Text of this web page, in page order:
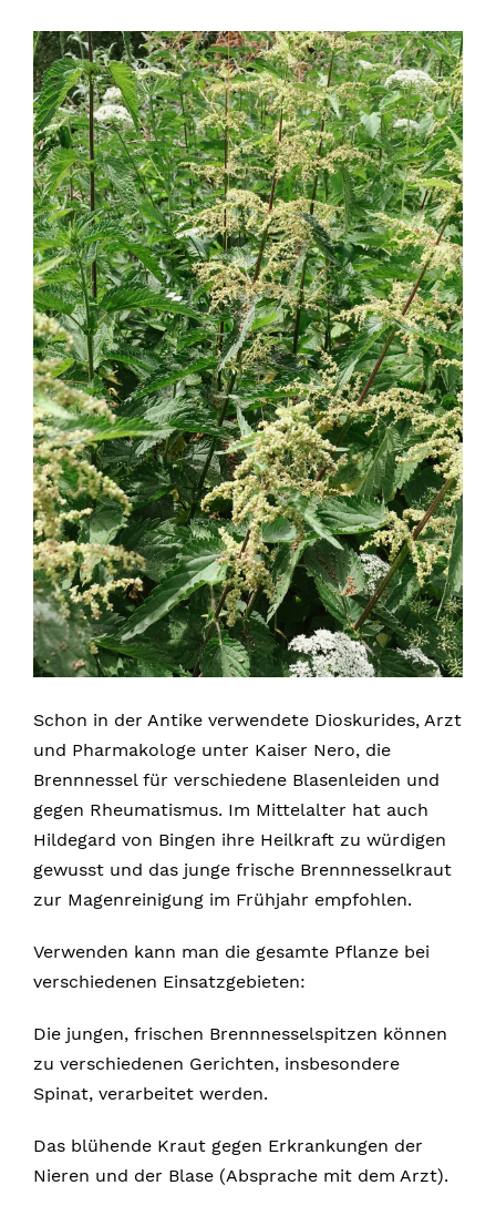
Schon in der Antike verwendete Dioskurides, Arzt
und Pharmakologe unter Kaiser Nero, die
Brennnessel für verschiedene Blasenleiden und
gegen Rheumatismus. Im Mittelalter hat auch
Hildegard von Bingen ihre Heilkraft zu würdigen
gewusst und das junge frische Brennnesselkraut
zur Magenreinigung im Frühjahr empfohlen.
Verwenden kann man die gesamte Pflanze bei
verschiedenen Einsatzgebieten:
Die jungen, frischen Brennnesselspitzen können
zu verschiedenen Gerichten, insbesondere
Spinat, verarbeitet werden.
Das blühende Kraut gegen Erkrankungen der
Nieren und der Blase (Absprache mit dem Arzt).